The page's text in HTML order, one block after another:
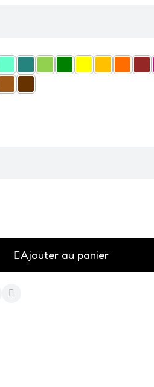
Ajouter au panier